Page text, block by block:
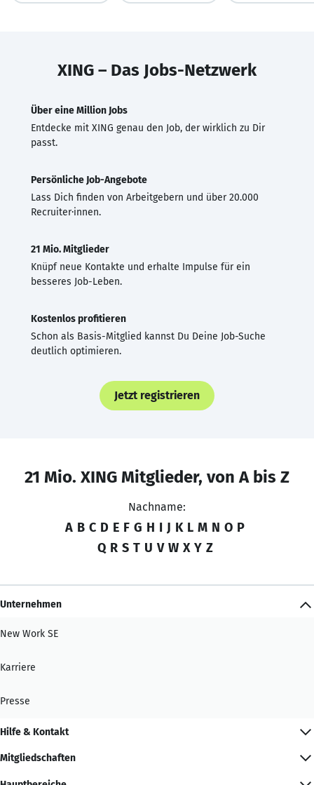
XING – Das Jobs-Netzwerk
Über eine Million Jobs
Entdecke mit XING genau den Job, der wirklich zu Dir
passt.
Persönliche Job-Angebote
Lass Dich finden von Arbeitgebern und über 20.000
Recruiter·innen.
21 Mio. Mitglieder
Knüpf neue Kontakte und erhalte Impulse für ein
besseres Job-Leben.
Kostenlos profitieren
Schon als Basis-Mitglied kannst Du Deine Job-Suche
deutlich optimieren.
Jetzt registrieren
21 Mio. XING Mitglieder, von A bis Z
Nachname:
A B C D E F G H I J K L M N O P
Q R S T U V W X Y Z
Unternehmen
New Work SE
Karriere
Presse
Hilfe & Kontakt
Mitgliedschaften